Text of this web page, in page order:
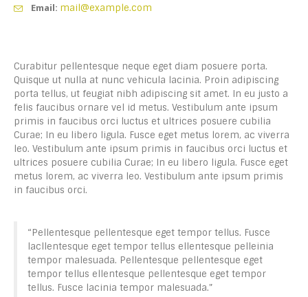
Email: mail@example.com
Curabitur pellentesque neque eget diam posuere porta.
Quisque ut nulla at nunc vehicula lacinia. Proin adipiscing
porta tellus, ut feugiat nibh adipiscing sit amet. In eu justo a
felis faucibus ornare vel id metus. Vestibulum ante ipsum
primis in faucibus orci luctus et ultrices posuere cubilia
Curae; In eu libero ligula. Fusce eget metus lorem, ac viverra
leo. Vestibulum ante ipsum primis in faucibus orci luctus et
ultrices posuere cubilia Curae; In eu libero ligula. Fusce eget
metus lorem, ac viverra leo. Vestibulum ante ipsum primis
in faucibus orci.
“Pellentesque pellentesque eget tempor tellus. Fusce
lacllentesque eget tempor tellus ellentesque pelleinia
tempor malesuada. Pellentesque pellentesque eget
tempor tellus ellentesque pellentesque eget tempor
tellus. Fusce lacinia tempor malesuada.”